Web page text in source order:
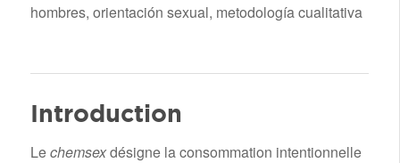
hombres, orientación sexual, metodología cualitativa
Introduction
Lechemsexdésigne la consommation intentionnelle